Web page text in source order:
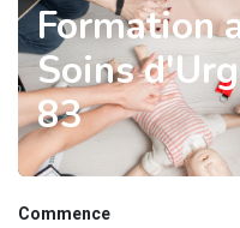
Formation
Soins
83
Commence